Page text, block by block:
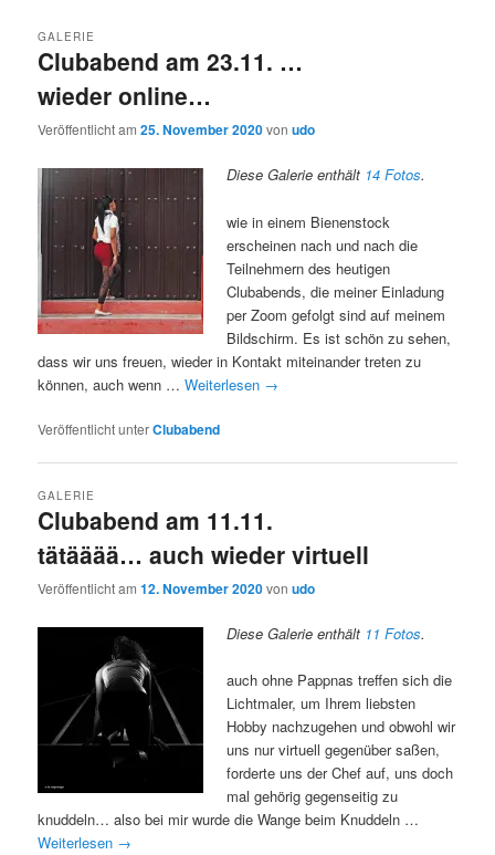
Clubabend am 23.11. …
wieder online…
GALERIE
Veröffentlicht am25. November 2020vonudo
Diese Galerie enthält 14 Fotos.
wie in einem Bienenstock
erscheinen nach und nach die
Teilnehmern des heutigen
Clubabends, die meiner Einladung
per Zoom gefolgt sind auf meinem
Bildschirm. Es ist schön zu sehen,
dass wir uns freuen, wieder in Kontakt miteinander treten zu
können, auch wenn …Weiterlesen →
Veröffentlicht unterClubabend
Clubabend am 11.11.
tätääää… auch wieder virtuell
GALERIE
Veröffentlicht am12. November 2020vonudo
Diese Galerie enthält 11 Fotos.
auch ohne Pappnas treffen sich die
Lichtmaler, um Ihrem liebsten
Hobby nachzugehen und obwohl wir
uns nur virtuell gegenüber saßen,
forderte uns der Chef auf, uns doch
mal gehörig gegenseitig zu
knuddeln… also bei mir wurde die Wange beim Knuddeln …
Weiterlesen →